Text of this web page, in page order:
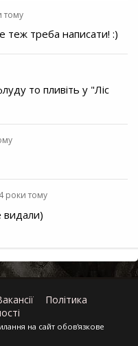
тому
теж треба написати! :)
то пливіть у "Ліс
4 роки тому
видали)
Політика
на сайт обов'язкове